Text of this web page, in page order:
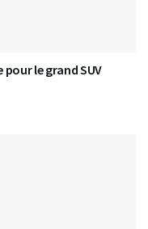
pour le grand SUV